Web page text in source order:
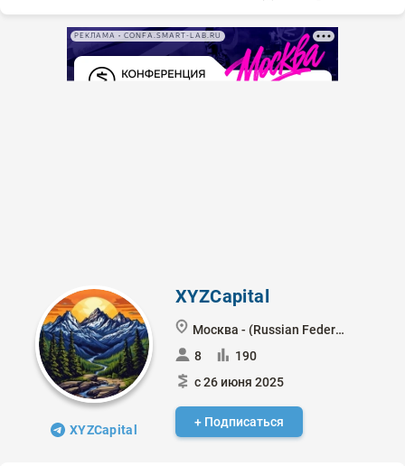
РЕКЛАМА • CONFA.SMART-LAB.RU
XYZCapital
XYZCapital
Москва - (Russian Federation)
8
190
с 26 июня 2025
+ Подписаться